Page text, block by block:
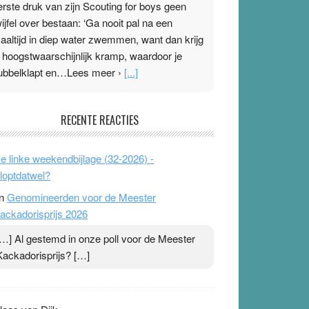
druk van zijn Scouting for boys geen
over bestaan: ‘Ga nooit pal na een
in diep water zwemmen, want dan krijg
kramp, waardoor je
en…Lees meer › [...]
Ward van Beek
Ze hopen ermee hun hartslag te
terwijl ze meer zuurstof opnemen.
heeft zo’n pleister geen effect. Maar het
‘makkelijker te ademen’ kan goud waard
›[...]
RECENTE REACTIES
linke weekendbijlage (32-2026) -
Genomineerden voor de Meester
2026
Al gestemd in onze poll voor de Meester
[…]